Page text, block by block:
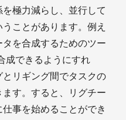
極力減らし、並行して
ことがあります。例え
を合成するためのツー
成できるようにすれ
リギング間でタスクの
す。すると、リグチー
事を始めることができ